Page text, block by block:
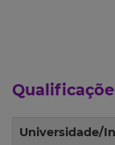
Universidade/